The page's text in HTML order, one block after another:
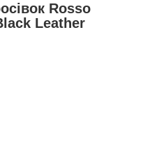
Rosso
Leather